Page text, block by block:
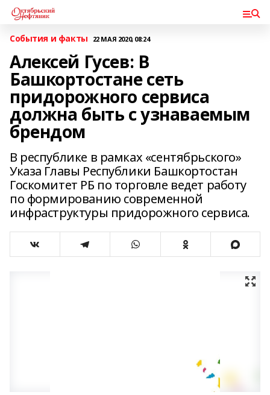
События и факты 22 МАЯ 2020, 08:24
Алексей Гусев: В
Башкортостане сеть
придорожного сервиса
должна быть с узнаваемым
брендом
В республике в рамках «сентябрьского»
Указа Главы Республики Башкортостан
Госкомитет РБ по торговле ведет работу
по формированию современной
инфраструктуры придорожного сервиса.